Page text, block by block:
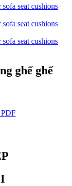
ghế ghế